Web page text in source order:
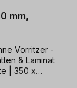
mm,
Vorritzer -
& Laminat
| 350 x